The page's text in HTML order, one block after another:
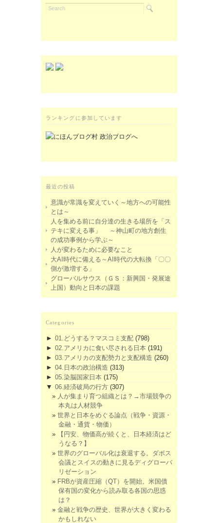
ランキングに参加しています
最近の投稿
意識が常識を変えていく～地方への可能性
とは～
人を集める前に自分達の生きる場所を「ス
テキに変える事」 ～神山町の地方創生
の成功事例から学ぶ～
人が変わるために必要なこと
大AI時代に備える～AI時代の大転換「〇〇
側が激増する」
グローバルサウス（ＧＳ：新興国・発展途
上国）動向と日本の課題
Categories
► 01.どうする？マスコミ支配 (798)
► 02.アメリカに食い尽される日本 (191)
► 03.アメリカの支配勢力と支配構造 (260)
► 04.日本の政治構造 (313)
► 05.染脳国家日本 (175)
▼ 06.経済破局の行方 (307)
人が集まり育つ組織とは？→市場競争の
本丸は人材競争
世界と日本をめぐる論点（戦争・資源・
金融・通貨・物価）
【円安、物価高が続くと、日本経済はど
うなる？】
世界のグローバル化は衰退する。ダボス
会議とスイスの動きに見るディグローバ
リゼーション
FRBが資産圧縮（QT）を開始。米国債
保有国の変化から読み取る各国の思惑
は？
金融と戦争の歴史、世界が大きく変わる
かもしれない